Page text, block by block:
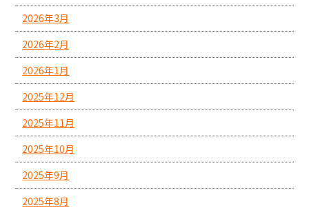
2026年3月
2026年2月
2026年1月
2025年12月
2025年11月
2025年10月
2025年9月
2025年8月